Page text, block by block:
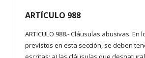
ARTÍCULO 988
ARTICULO 988.- Cláusulas abusivas. En
previstos en esta sección, se deben